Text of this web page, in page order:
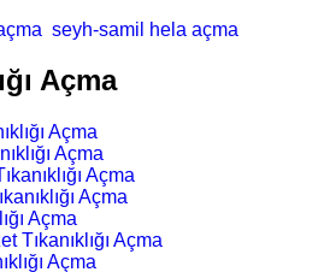
seyh-samil hela açma
Açma
Açma
Açma
Açma
Açma
Açma
Tıkanıklığı Açma
Açma